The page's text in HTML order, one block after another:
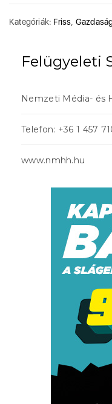
Kategóriák: Friss
Felügyeleti
Nemzeti Média- és
Telefon: +36 1 457
www.nmhh.hu